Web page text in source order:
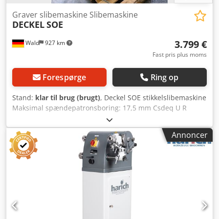
Wald 927 km
Graver slibemaskine Slibemaskine
DECKELSOE
3.799 €
Fast pris plus moms
Forespørge Ring op
Stand: klar til brug (brugt), Deckel SOE stikkelslibemaskine
Maksimal spændepatronsboring: 17,5 mm Csdeq U R
Tzopfx Abherf Maksimal slibelængde: 90 mm Største
slibevinkel: 180° Maksimal sliberadius: 10 mm
Grovforskydebevægelse: 100 mm Finindstilling: 15 mm
Svingbarhed af delhovedholder: 90° Grovjustering
delhovedslæde: 40 mm Finjustering delhovedslæde: 12
mm Højde fra rørføringscenter til slibespindelcenter: 140
mm Skivestørrelse: 100 x 50 x 20 mm Tilbehør: Skinne til
spiralbor, optik, spændepatroner, slibeskiver Du er
velkommen til at komme forbi til en besigtigelse. Vi kan
arrangere en prisbillig spedition for dig! Du modtager en
Annoncer